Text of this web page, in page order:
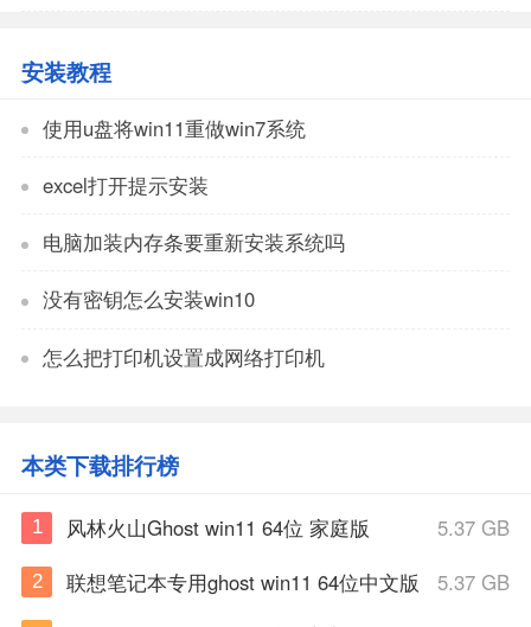
安装教程
使用u盘将win11重做win7系统
excel打开提示安装
电脑加装内存条要重新安装系统吗
没有密钥怎么安装win10
怎么把打印机设置成网络打印机
本类下载排行榜
1 风林火山Ghost win11 64位 家庭版 5.37 GB
2 联想笔记本专用ghost win11 64位中文版 5.37 GB